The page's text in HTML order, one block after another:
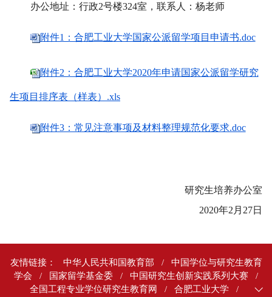
办公地址：行政2号楼324室，联系人：杨老师
附件1：合肥工业大学国家公派留学项目申请书.doc
附件2：合肥工业大学2020年申请国家公派留学研究
生项目排序表（样表）.xls
附件3：常见注意事项及材料整理规范化要求.doc
研究生培养办公室
2020年2月27日
友情链接： 中华人民共和国教育部 /
中国学位与研究生教育
学会
/ 国家留学基金委 / 中国研究生创新实践系列大赛
/
全国工程专业学位研究生教育网
/ 合肥工业大学 /